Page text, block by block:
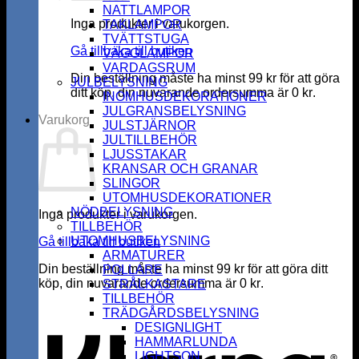
Inga produkter i varukorgen.
Gå tillbaka till butiken
Din beställning måste ha minst99 kr för att göra
ditt köp, din nuvarande ordersumma är 0 kr.
Varukorg
Inga produkter i varukorgen.
Gå tillbaka till butiken
Din beställning måste ha minst99 kr för att göra ditt
köp, din nuvarande ordersumma är 0 kr.
NATTLAMPOR
TAKLAMPOR
TVÄTTSTUGA
VÄGGLAMPOR
VARDAGSRUM
JULBELYSNING
INOMHUSDEKORATIONER
JULGRANSBELYSNING
JULSTJÄRNOR
JULTILLBEHÖR
LJUSSTAKAR
KRANSAR OCH GRANAR
SLINGOR
UTOMHUSDEKORATIONER
NÖDBELYSNING
TILLBEHÖR
UTOMHUSBELYSNING
ARMATURER
POLLARE
STRÅLKASTARE
TILLBEHÖR
TRÄDGÅRDSBELYSNING
DESIGNLIGHT
HAMMARLUNDA
LIGHTSON